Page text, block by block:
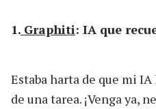
1. Graphiti: IA que
Estaba harta de que mi
de una tarea. ¡Venga ya,